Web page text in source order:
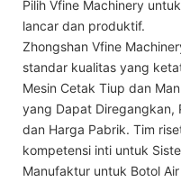
Pilih Vfine Machinery
lancar dan produktif.
Zhongshan Vfine
standar kualitas yang
Mesin Cetak Tiup dan
yang Dapat Diregangkan,
dan Harga Pabrik. Tim
kompetensi inti untuk
Manufaktur untuk Botol